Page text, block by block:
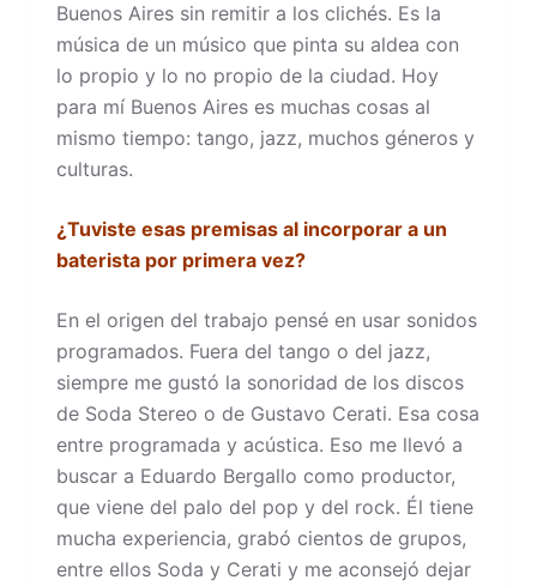
Buenos Aires sin remitir a los clichés. Es la
música de un músico que pinta su aldea con
lo propio y lo no propio de la ciudad. Hoy
para mí Buenos Aires es muchas cosas al
mismo tiempo: tango, jazz, muchos géneros y
culturas.
¿Tuviste esas premisas al incorporar a un
baterista por primera vez?
En el origen del trabajo pensé en usar sonidos
programados. Fuera del tango o del jazz,
siempre me gustó la sonoridad de los discos
de Soda Stereo o de Gustavo Cerati. Esa cosa
entre programada y acústica. Eso me llevó a
buscar a Eduardo Bergallo como productor,
que viene del palo del pop y del rock. Él tiene
mucha experiencia, grabó cientos de grupos,
entre ellos Soda y Cerati y me aconsejó dejar